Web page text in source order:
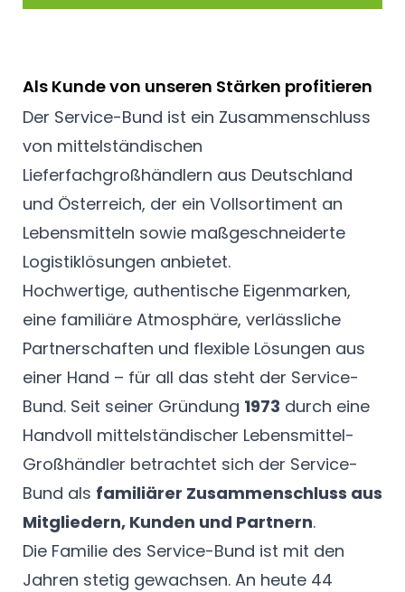
Als Kunde von unseren Stärken profitieren
Der Service-Bund ist ein Zusammenschluss
von mittelständischen
Lieferfachgroßhändlern aus Deutschland
und Österreich, der ein Vollsortiment an
Lebensmitteln sowie maßgeschneiderte
Logistiklösungen anbietet.
Hochwertige, authentische Eigenmarken,
eine familiäre Atmosphäre, verlässliche
Partnerschaften und flexible Lösungen aus
einer Hand – für all das steht der Service-
Bund. Seit seiner Gründung 1973 durch eine
Handvoll mittelständischer Lebensmittel-
Großhändler betrachtet sich der Service-
Bund als familiärer Zusammenschluss aus
Mitgliedern, Kunden und Partnern.
Die Familie des Service-Bund ist mit den
Jahren stetig gewachsen. An heute 44